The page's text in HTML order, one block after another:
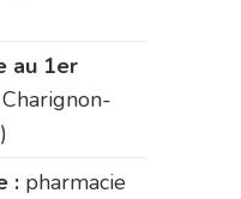
au 1er
: pharmacie